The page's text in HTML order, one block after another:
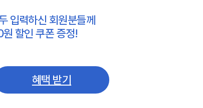
입력하신 회원분들께
할인 쿠폰 증정!
혜택 받기